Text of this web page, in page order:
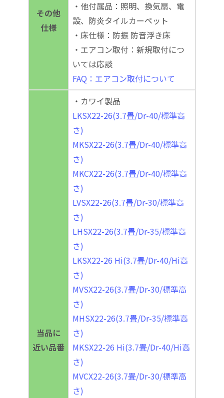
その他
仕様
・他付属品：照明、換気扇、電
設、防炎タイルカーペット
・床仕様：防振 防音浮き床
・エアコン取付：新規取付につ
いては応談
FAQ：エアコン取付について
当品に
近い品番
・カワイ製品
LKSX22-26(3.7畳/Dr-40/標準高
さ)
MKSX22-26(3.7畳/Dr-40/標準高
さ)
MKCX22-26(3.7畳/Dr-40/標準高
さ)
LVSX22-26(3.7畳/Dr-30/標準高
さ)
LHSX22-26(3.7畳/Dr-35/標準高
さ)
LKSX22-26 Hi(3.7畳/Dr-40/Hi高
さ)
MVSX22-26(3.7畳/Dr-30/標準高
さ)
MHSX22-26(3.7畳/Dr-35/標準高
さ)
MKSX22-26 Hi(3.7畳/Dr-40/Hi高
さ)
MVCX22-26(3.7畳/Dr-30/標準高
さ)